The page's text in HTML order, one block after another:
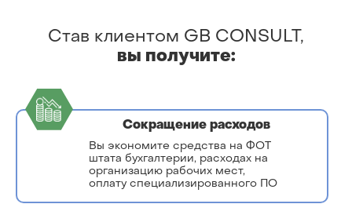
Став клиентом GB CONSULT,
вы получите:
Вы экономите средства на ФОТ
штата бухгалтерии, расходах на
организацию рабочих мест,
оплату специализированного ПО
Сокращение расходов